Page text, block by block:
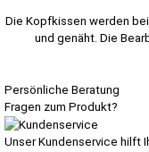
Die Kopfkissen werden
und genäht. Die
Persönliche Beratung
Fragen zum Produkt?
Unser Kundenservice hilft